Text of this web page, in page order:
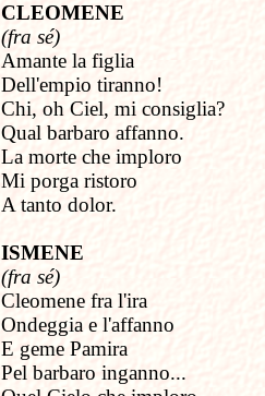
CLEOMENE
(fra sé)
Amante la figlia
Dell'empio tiranno!
Chi, oh Ciel, mi consiglia?
Qual barbaro affanno.
La morte che imploro
Mi porga ristoro
A tanto dolor.
ISMENE
(fra sé)
Cleomene fra l'ira
Ondeggia e l'affanno
E geme Pamira
Pel barbaro inganno...